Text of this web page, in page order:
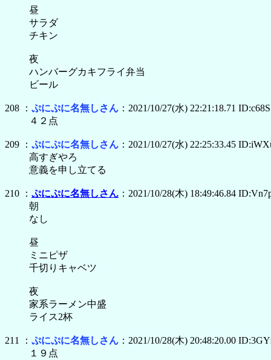
昼
サラダ
チキン
夜
ハンバーグカキフライ弁当
ビール
208 ： ぷにぷに名無しさん ：2021/10/27(水) 22:21:18.71
４２点
209 ： ぷにぷに名無しさん ：2021/10/27(水) 22:25:33.45
高すぎやろ
意義を申し立てる
210 ： ぷにぷに名無しさん ：2021/10/28(木) 18:49:46.84
朝
なし
昼
ミニピザ
千切りキャベツ
夜
家系ラーメン中盛
ライス2杯
211 ： ぷにぷに名無しさん ：2021/10/28(木) 20:48:20.00
１９点